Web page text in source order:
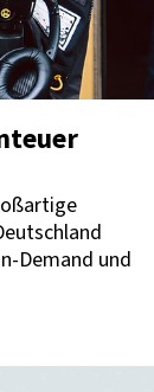
Demand und